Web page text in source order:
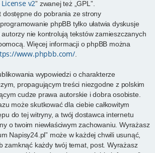
v2” zwanej też „GPL”.
dostępne do pobrania ze strony
phpBB tylko ułatwia dyskusje
nie kontrolują tekstów zamieszczanych
Więcej informacji o phpBB można
www.phpbb.com/.
wypowiedzi o charakterze
propagującym treści niezgodne z polskim
cudze prawa autorskie i dobra osobiste.
może skutkować dla ciebie całkowitym
do tej witryny, a twój dostawca internetu
o twoim niewłaściwym zachowaniu. Wyrażasz
Napisy24.pl” może w każdej chwili usunąć,
zamknąć każdy twój temat, post. Wyrażasz